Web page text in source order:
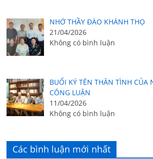
NHỚ THẦY ĐÀO KHÁNH THỌ
21/04/2026
Không có bình luận
BUỔI KÝ TÊN THÂN TÌNH CỦA
CÔNG LUẬN
11/04/2026
Không có bình luận
Các bình luận mới nhất